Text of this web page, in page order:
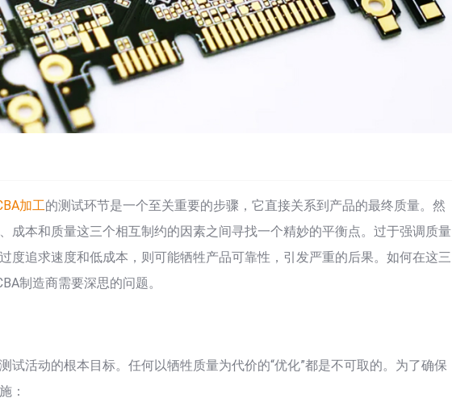
加工的测试环节是一个至关重要的步骤，它直接关系到产品的最终质量。然
成本和质量这三个相互制约的因素之间寻找一个精妙的平衡点。过于强调质量
度追求速度和低成本，则可能牺牲产品可靠性，引发严重的后果。如何在这三
制造商需要深思的问题。
试活动的根本目标。任何以牺牲质量为代价的“优化”都是不可取的。为了确保
：